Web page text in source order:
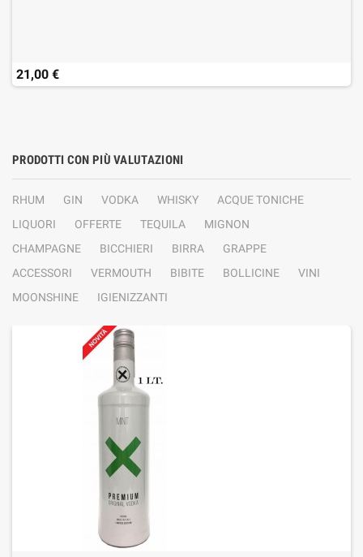
21,00 €
PRODOTTI CON PIÙ VALUTAZIONI
RHUM GIN VODKA WHISKY
ACQUE TONICHE
LIQUORI
OFFERTE TEQUILA
MIGNON
CHAMPAGNE
BICCHIERI BIRRA
GRAPPE
ACCESSORI
VERMOUTH BIBITE BOLLICINE
VINI
MOONSHINE
IGIENIZZANTI